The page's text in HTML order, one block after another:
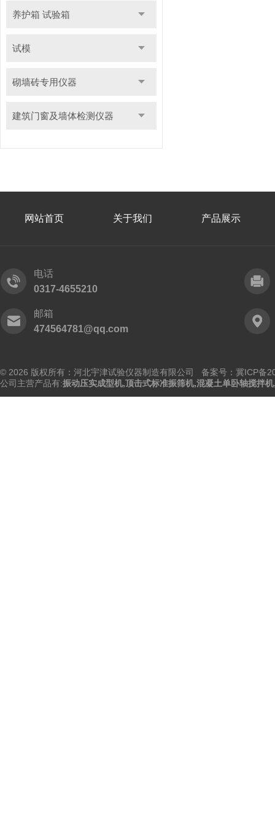
养护箱 试验箱
试模
砌墙砖专用仪器
建筑门窗及墙体检测仪器
网站首页 关于我们 产品展示
电话
0317-4655210
邮箱
474564781@qq.com
© 2026 版权所有：河北宇津试验仪器制造有限公司 备案号：冀ICP备
公司主营产品有:振动压实成型机,顶击式标准振筛机,混凝土单卧轴搅拌机